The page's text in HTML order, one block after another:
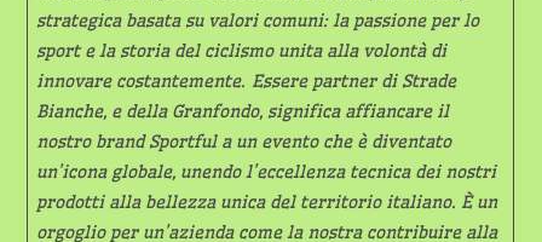
strategica basata su valori comuni: la passione per lo
sport e la storia del ciclismo unita alla volontà di
innovare costantemente. Essere partner di Strade
Bianche, e della Granfondo, significa affiancare il
nostro brand Sportful a un evento che è diventato
un’icona globale, unendo l’eccellenza tecnica dei nostri
prodotti alla bellezza unica del territorio italiano. È un
orgoglio per un’azienda come la nostra contribuire alla